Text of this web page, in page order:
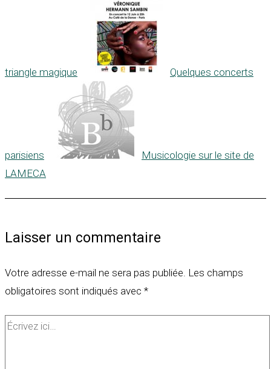
triangle magique Quelques concerts
parisiens
Musicologie sur le site de
LAMECA
Laisser un commentaire
Votre adresse e-mail ne sera pas publiée. Les champs
obligatoires sont indiqués avec *
Écrivez